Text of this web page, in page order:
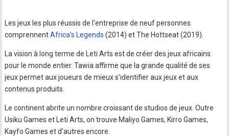
Les jeux les plus réussis de l'entreprise de neuf personnes
comprennentAfrica's Legends (2014) et The Hottseat (2019).
La vision à long terme de Leti Arts est de créer des jeux africains
pour le monde entier. Tawia affirme que la grande qualité de ses
jeux permet aux joueurs de mieux s'identifier aux jeux et aux
contenus produits.
Le continent abrite un nombre croissant de studios de jeux. Outre
Usiku Games et Leti Arts, on trouve Maliyo Games, Kirro Games,
Kayfo Games et d'autres encore.